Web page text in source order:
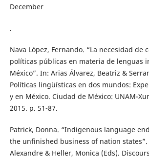
December
.
Nava López, Fernando. “La necesidad de
políticas públicas en materia de lenguas
México”. In: Arias Álvarez, Beatriz &
Políticas lingüísticas en dos mundos:
y en México. Ciudad de México: UNAM-
2015. p. 51-87.
Patrick, Donna. “Indigenous language
the unfinished business of nation
Alexandre & Heller, Monica (Eds).